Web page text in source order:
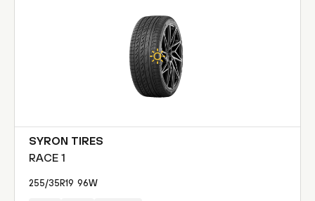
SYRON TIRES
RACE 1
255/35R19 96W